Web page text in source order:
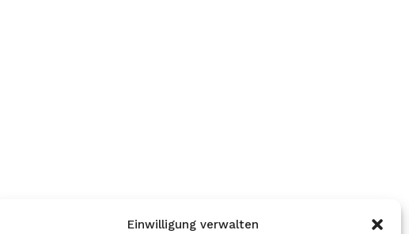
Einwilligung verwalten